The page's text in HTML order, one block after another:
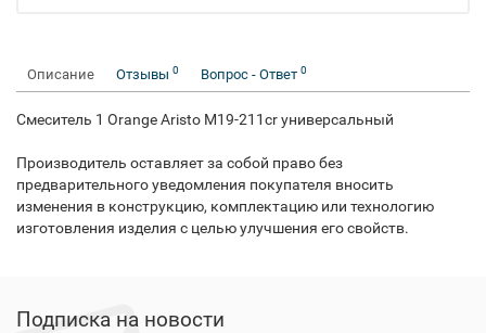
Описание Отзывы 0 Вопрос - Ответ 0
Смеситель 1 Orange Aristo M19-211cr универсальный
Производитель оставляет за собой право без
предварительного уведомления покупателя вносить
изменения в конструкцию, комплектацию или технологию
изготовления изделия с целью улучшения его свойств.
Подписка на новости